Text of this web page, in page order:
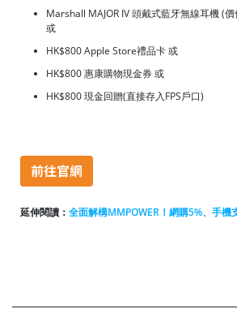
Marshall MAJOR IV 頭戴式藍牙無線耳機 (價
或
HK$800 Apple Store禮品卡 或
HK$800 惠康購物現金券 或
HK$800 現金回贈(直接存入FPS戶口)
延伸閱讀： 全面解構MMPOWER！網購5%、手